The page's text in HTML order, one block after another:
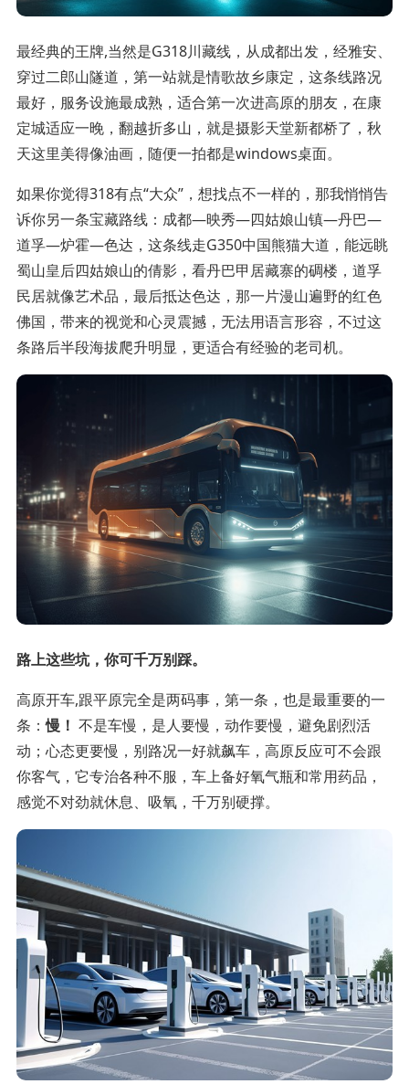
最经典的王牌,当然是G318川藏线，从成都出发，经雅安、
穿过二郎山隧道，第一站就是情歌故乡康定，这条线路况
最好，服务设施最成熟，适合第一次进高原的朋友，在康
定城适应一晚，翻越折多山，就是摄影天堂新都桥了，秋
天这里美得像油画，随便一拍都是windows桌面。
如果你觉得318有点“大众”，想找点不一样的，那我悄悄告
诉你另一条宝藏路线：成都—映秀—四姑娘山镇—丹巴—
道孚—炉霍—色达，这条线走G350中国熊猫大道，能远眺
蜀山皇后四姑娘山的倩影，看丹巴甲居藏寨的碉楼，道孚
民居就像艺术品，最后抵达色达，那一片漫山遍野的红色
佛国，带来的视觉和心灵震撼，无法用语言形容，不过这
条路后半段海拔爬升明显，更适合有经验的老司机。
路上这些坑，你可千万别踩。
高原开车,跟平原完全是两码事，第一条，也是最重要的一
条：慢！ 不是车慢，是人要慢，动作要慢，避免剧烈活
动；心态更要慢，别路况一好就飙车，高原反应可不会跟
你客气，它专治各种不服，车上备好氧气瓶和常用药品，
感觉不对劲就休息、吸氧，千万别硬撑。